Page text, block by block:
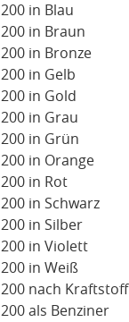
in Blau
in Braun
in Bronze
in Gelb
in Gold
in Grau
in Grün
in Orange
in Rot
in Schwarz
in Silber
in Violett
in Weiß
nach Kraftstoff
als Benziner